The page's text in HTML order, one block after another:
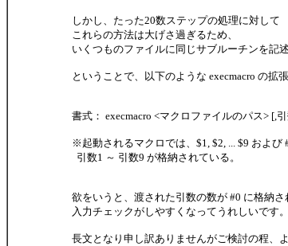
しかし、たった20数ステップの処理に対して
これらの方法は大げさ過ぎるため、
いくつものファイルに同じサブルーチンを記
ということで、以下のような execmacro の拡
書式： execmacro <マクロファイルのパス> [,
※起動されるマクロでは、$1, $2, ... $9 および
引数1 ～ 引数9 が格納されている。
欲をいうと、渡された引数の数が #0 に格納さ
入力チェックがしやすくなってうれしいです。
長文となり申し訳ありませんがご検討の程、